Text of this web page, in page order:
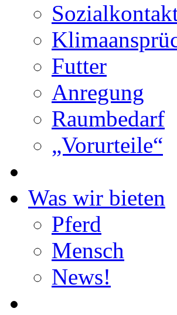
Futter
Anregung
Raumbedarf
„Vorurteile“
Was wir bieten
Pferd
Mensch
News!